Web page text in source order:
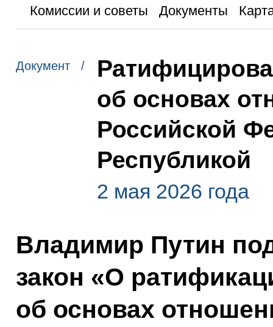
Комиссии и советы
Документы
Документ /
об основах
Российской
Республикой
2 мая 2026 года
Владимир Путин
закон «О
об основах